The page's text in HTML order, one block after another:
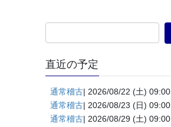
直近の予定
通常稽古| 2026/08/22 (土) 09:00
通常稽古| 2026/08/23 (日) 09:00
通常稽古| 2026/08/29 (土) 09:00